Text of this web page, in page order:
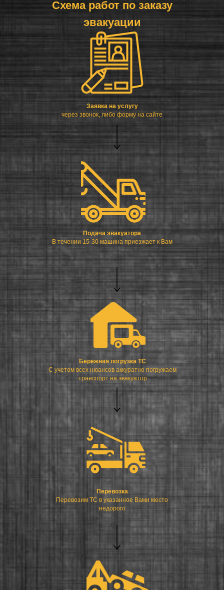
Заявка на услугу
через звонок, либо форму на сайте
Бережная погрузка ТС
С учетом всех нюансов аккуратно погружаем
транспорт на эвакуатор
Схема работ по заказу
эвакуации
Подача эвакуатора
В течении 15-30 машина приезжает к Вам
Перевозка
Перевозим ТС в указанное Вами место
недорого